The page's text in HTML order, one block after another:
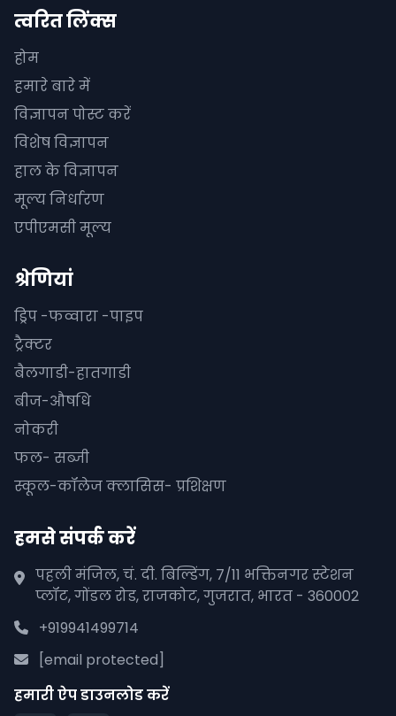
त्वरित लिंक्स
होम
हमारे बारे में
विज्ञापन पोस्ट करें
विशेष विज्ञापन
हाल के विज्ञापन
मूल्य निर्धारण
एपीएमसी मूल्य
श्रेणियां
ड्रिप -फव्वारा -पाइप
ट्रैक्टर
बैलगाडी-हातगाडी
बीज-औषधि
नोकरी
फल- सब्जी
स्कूल-कॉलेज क्लासिस- प्रशिक्षण
हमसे संपर्क करें
पहली मंजिल, चं. दी. बिल्डिंग, 7/11 भक्तिनगर स्टेशन
प्लॉट, गोंडल रोड, राजकोट, गुजरात, भारत - 360002
+919941499714
[email protected]
हमारी ऐप डाउनलोड करें